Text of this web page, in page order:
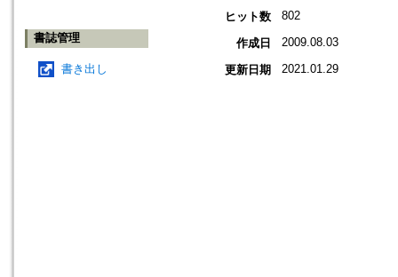
書誌管理
書き出し
ヒット数
802
作成日 2009.08.03
更新日期 2021.01.29